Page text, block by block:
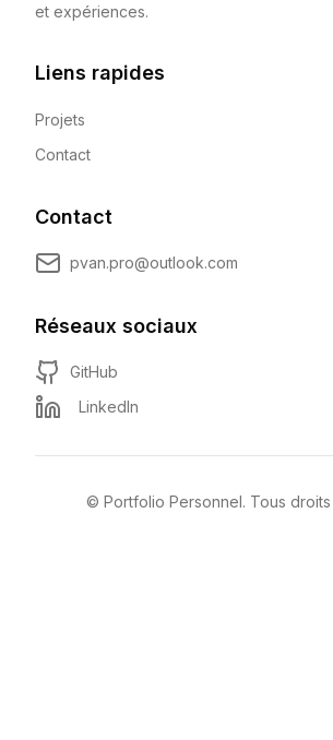
et expériences.
Liens rapides
Projets
Contact
Contact
pvan.pro@outlook.com
Réseaux sociaux
GitHub
LinkedIn
© Portfolio Personnel. Tous